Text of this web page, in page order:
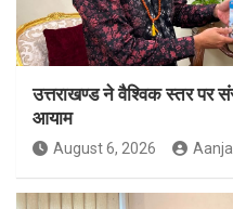
उत्तराखण्ड ने वैश्विक स्तर पर
आयाम
August 6, 2026